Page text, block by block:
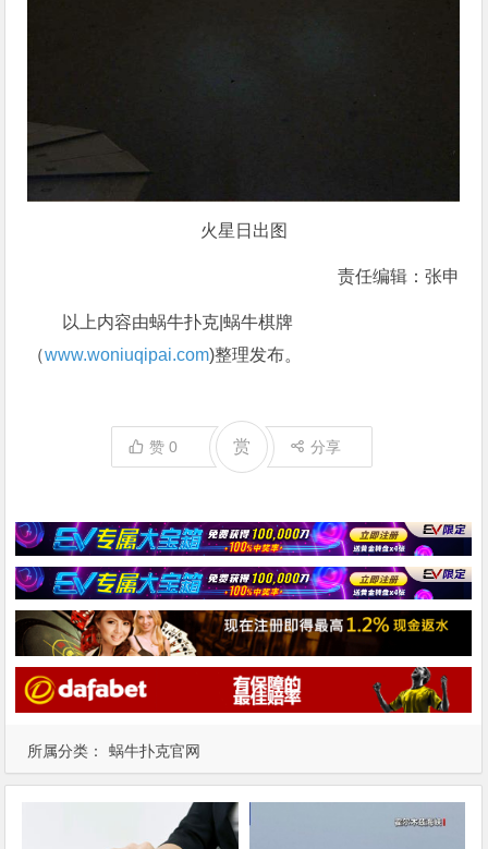
所属分类： 蜗牛扑克官网
火星日出图
责任编辑：张申
以上内容由蜗牛扑克|蜗牛棋牌
（www.woniuqipai.com)整理发布。
赞0 赏 分享